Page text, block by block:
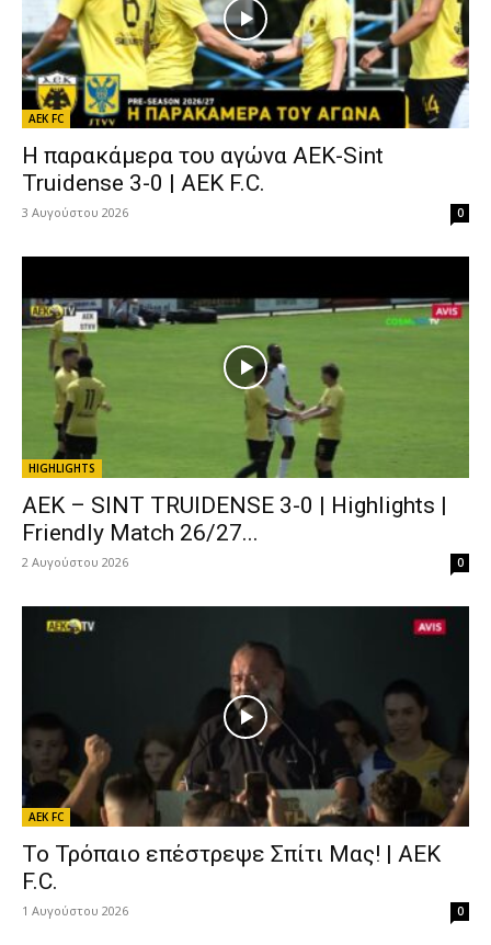
AEK FC
Η παρακάμερα του αγώνα ΑΕΚ-Sint
Truidense 3-0 | AEK F.C.
3 Αυγούστου 2026 0
HIGHLIGHTS
ΑΕΚ – SINT TRUIDENSE 3-0 | Highlights |
Friendly Match 26/27...
2 Αυγούστου 2026 0
AEK FC
Το Τρόπαιο επέστρεψε Σπίτι Μας! | AEK
F.C.
1 Αυγούστου 2026 0